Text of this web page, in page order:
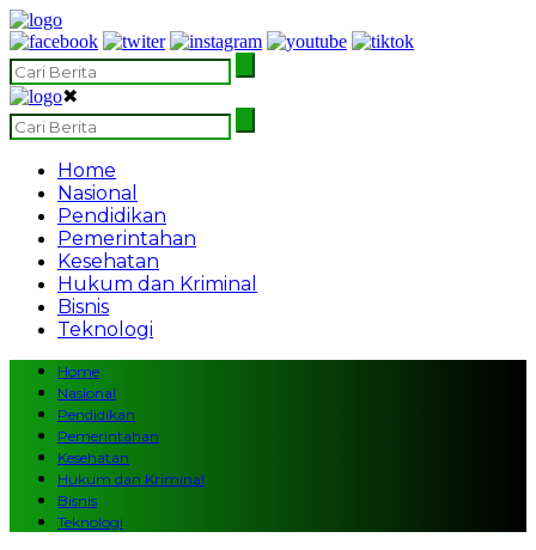
✖
Home
Nasional
Pendidikan
Pemerintahan
Kesehatan
Hukum dan Kriminal
Bisnis
Teknologi
Home
Nasional
Pendidikan
Pemerintahan
Kesehatan
Hukum dan Kriminal
Bisnis
Teknologi